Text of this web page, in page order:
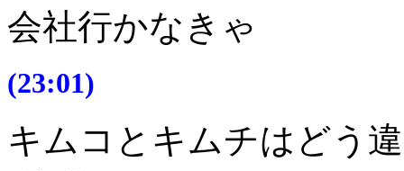
会社行かなきゃ
(23:01)
キムコとキムチはどう